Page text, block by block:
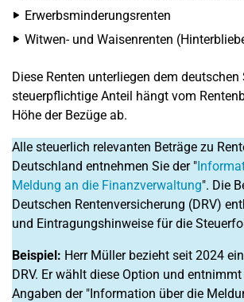
Erwerbsminderungsrenten
Witwen- und Waisenrenten
Diese Renten unterliegen dem deutschen
steuerpflichtige Anteil hängt vom
Höhe der Bezüge ab.
Alle steuerlich relevanten Beträge zu
Deutschland entnehmen Sie der "
Meldung an die Finanzverwaltung". Die
Deutschen Rentenversicherung (DRV)
und Eintragungs­hinweise für die
Beispiel: Herr Müller bezieht seit 2024
DRV. Er wählt diese Option und
Angaben der "Information über die